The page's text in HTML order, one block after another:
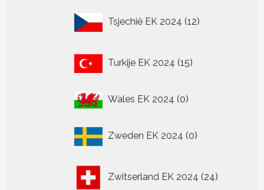
Tsjechië EK 2024 12
producten
Turkije EK 2024 15
producten
Wales EK 2024 00
Zweden EK 2024 0
producten
Zwitserland EK 2024 24
producten